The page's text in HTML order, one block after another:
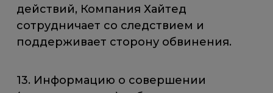
действий, Компания Хайтед
сотрудничает со следствием и
поддерживает сторону обвинения.
13. Информацию о совершении